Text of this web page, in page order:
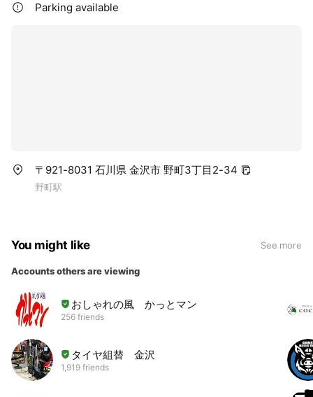
Parking available
〒921-8031 石川県 金沢市 野町3丁目2-34
野町駅
You might like See more
Accounts others are viewing
おしゃれの風 かっとマン
256 friends
タイヤ組替 金沢
1,919 friends